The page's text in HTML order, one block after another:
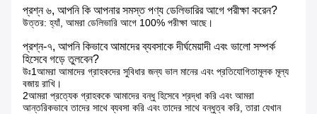
প্রশ্ন ৬, আপনি কি আপনার সমস্ত পণ্য ডেলিভারির আগে পরীক্ষা করেন?
উত্তর: হ্যাঁ, আমরা ডেলিভারি আগে 100% পরীক্ষা আছে।
প্রশ্ন-৭, আপনি কিভাবে আমাদের ব্যবসাকে দীর্ঘমেয়াদী এবং ভালো সম্পর্ক
হিসেবে গড়ে তুলবেন?
উঃ1আমরা আমাদের গ্রাহকদের সুবিধার জন্য ভাল মানের এবং প্রতিযোগিতামূলক মূল্য
বজায় রাখি।
2আমরা প্রত্যেক গ্রাহককে আমাদের বন্ধু হিসেবে শ্রদ্ধা করি এবং আমরা
আন্তরিকভাবে তাদের সাথে ব্যবসা করি এবং তাদের সাথে বন্ধুত্ব করি, তারা যেখান